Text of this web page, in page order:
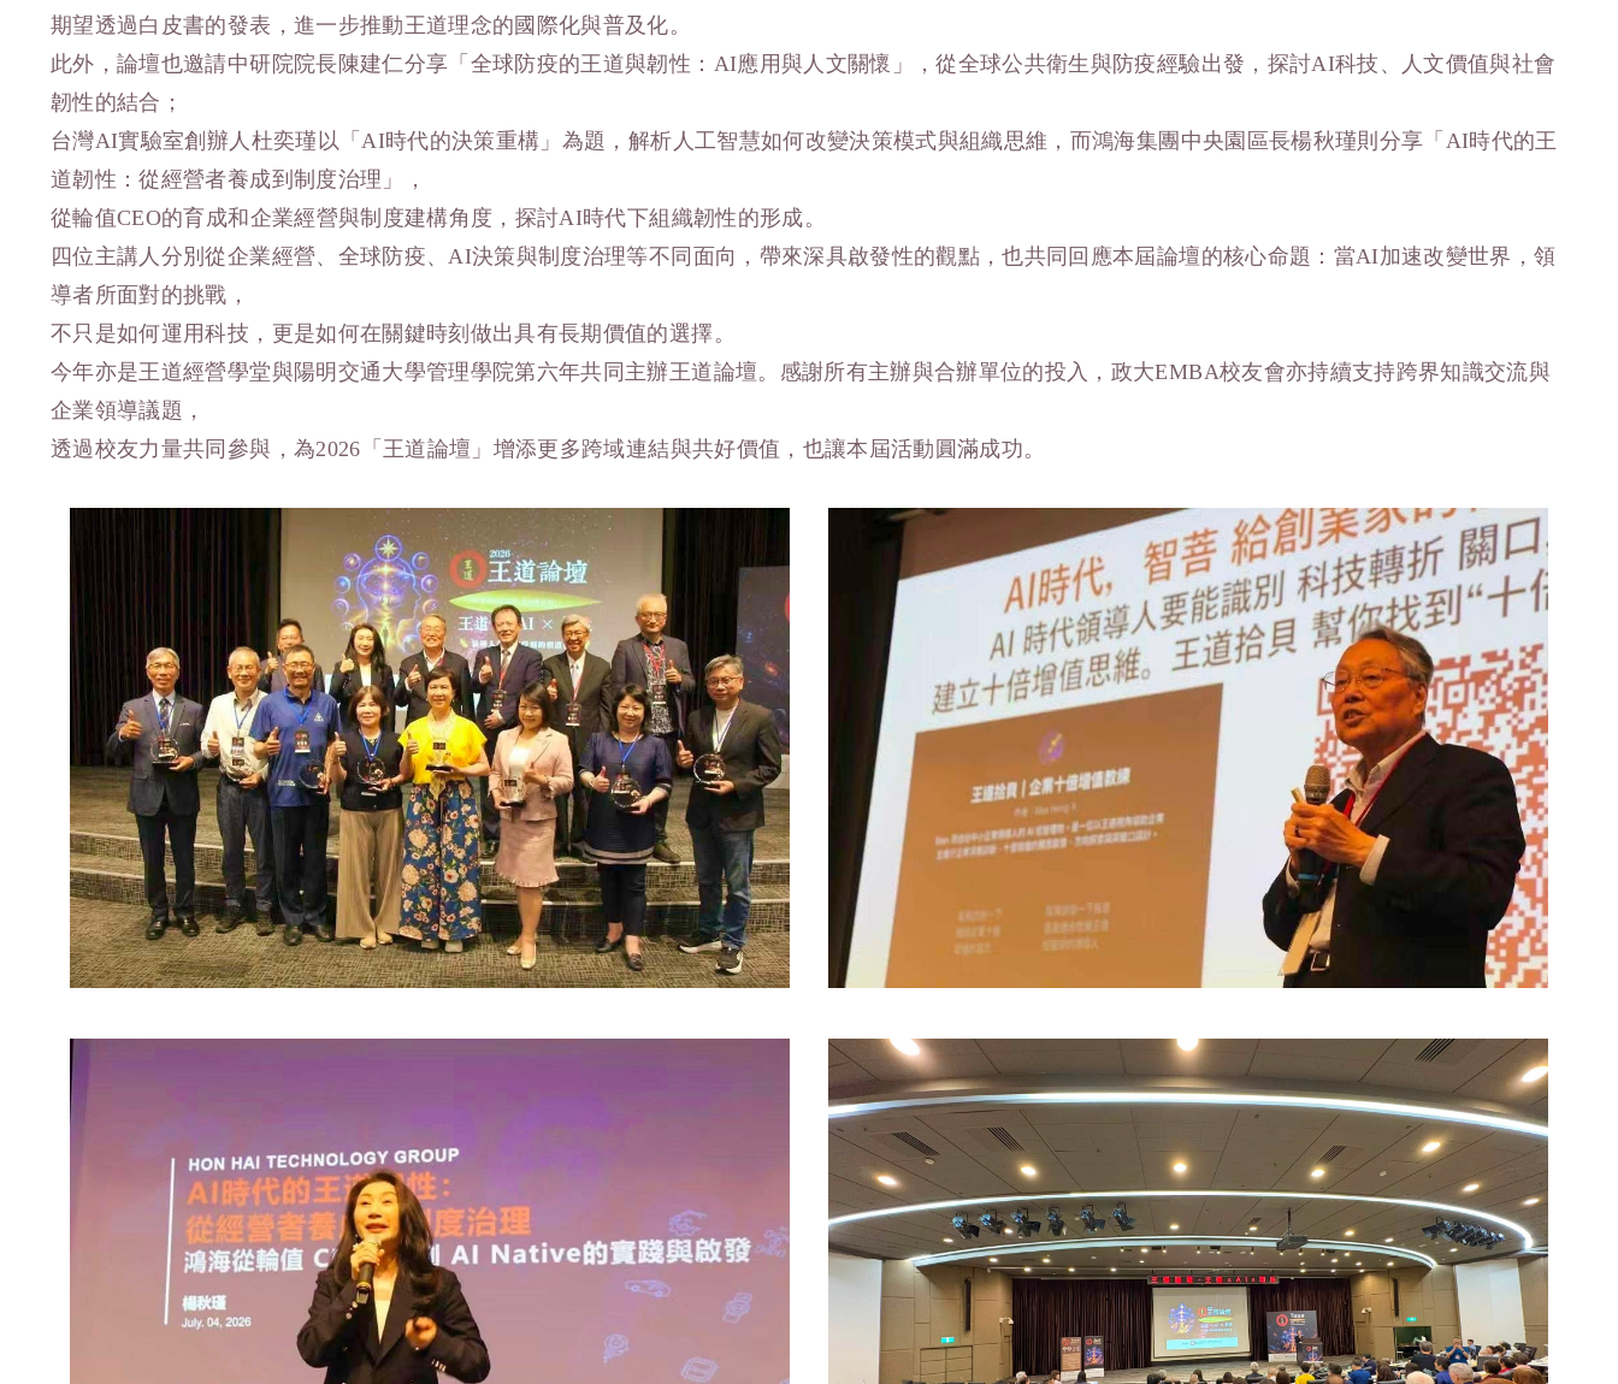
期望透過白皮書的發表，進一步推動王道理念的國際化與普及化。
此外，論壇也邀請中研院院長陳建仁分享「全球防疫的王道與韌性：AI應用與人文關懷」，從全球公共衛生與防疫經驗出發，探討AI科技、人文價值與社會
韌性的結合；
台灣AI實驗室創辦人杜奕瑾以「AI時代的決策重構」為題，解析人工智慧如何改變決策模式與組織思維，而鴻海集團中央園區長楊秋瑾則分享「AI時代的王
道韌性：從經營者養成到制度治理」，
從輪值CEO的育成和企業經營與制度建構角度，探討AI時代下組織韌性的形成。
四位主講人分別從企業經營、全球防疫、AI決策與制度治理等不同面向，帶來深具啟發性的觀點，也共同回應本屆論壇的核心命題：當AI加速改變世界，領
導者所面對的挑戰，
不只是如何運用科技，更是如何在關鍵時刻做出具有長期價值的選擇。
今年亦是王道經營學堂與陽明交通大學管理學院第六年共同主辦王道論壇。感謝所有主辦與合辦單位的投入，政大EMBA校友會亦持續支持跨界知識交流與
企業領導議題，
透過校友力量共同參與，為2026「王道論壇」增添更多跨域連結與共好價值，也讓本屆活動圓滿成功。